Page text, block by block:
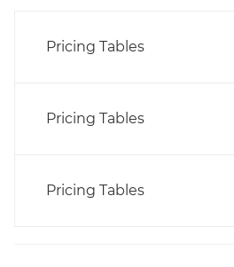
Pricing Tables
Pricing Tables
Pricing Tables